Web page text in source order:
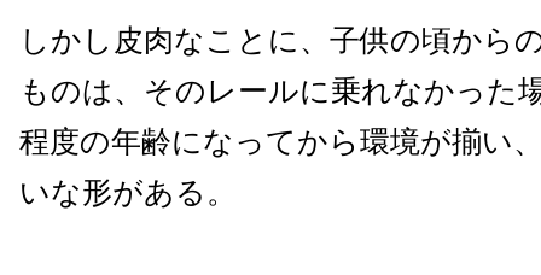
しかし皮肉なことに、子供の頃から
ものは、そのレールに乗れなかった
程度の年齢になってから環境が揃い
いな形がある。